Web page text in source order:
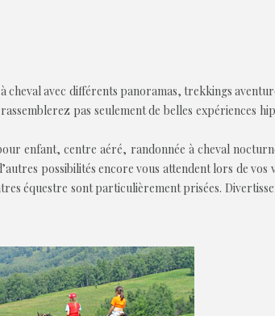
cheval avec différents panoramas, trekkings
pas seulement de belles expériences
enfant, centre aéré, randonnée à cheval
possibilités encore vous attendent lors de vos
équestre sont particulièrement prisées.